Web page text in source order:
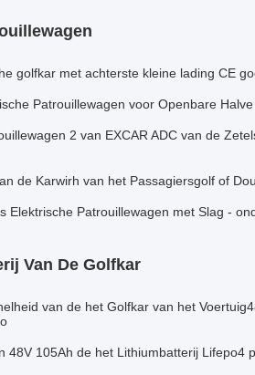
golfkar met achterste kleine lading CE
Patrouillewagen voor Openbare
2 van EXCAR ADC van de
de Karwirh van het Passagiersgolf of
Elektrische Patrouillewagen met Slag -
Van De Golfkar
van de het Golfkar van het
48V 105Ah de het Lithiumbatterij Lifepo4